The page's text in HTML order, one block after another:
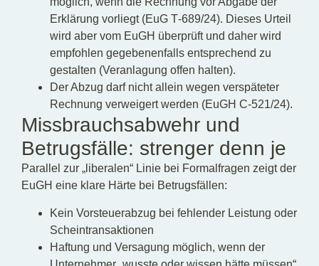
Erklärung vorliegt (EuG T‑689/24). Dieses Urteil
wird aber vom EuGH überprüft und daher wird
empfohlen gegebenenfalls entsprechend zu
gestalten (Veranlagung offen halten).
Der Abzug darf nicht allein wegen verspäteter
Rechnung verweigert werden (EuGH C‑521/24).
Missbrauchsabwehr und
Betrugsfälle: strenger denn je
Parallel zur „liberalen“ Linie bei Formalfragen zeigt der
EuGH eine klare Härte bei Betrugsfällen:
Kein Vorsteuerabzug bei fehlender Leistung oder
Scheintransaktionen
Haftung und Versagung möglich, wenn der